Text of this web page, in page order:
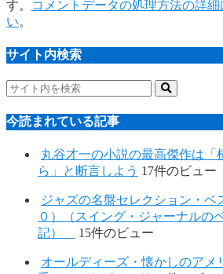
す。
コメントデータの処理方法の詳
い。
サイト内検索
今読まれている記事
丸谷才一の小説の最高傑作は「
ら」と断言しよう 17件のビュー
ジャズの名盤セレクション・ベ
０）（スイング・ジャーナルの
記）
15件のビュー
オールディーズ・懐かしのアメ